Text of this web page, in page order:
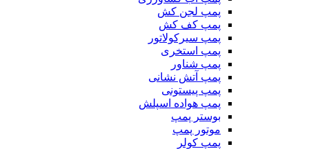
پمپ لجن کش
پمپ کف کش
پمپ سیرکولاتور
پمپ استخری
پمپ شناور
پمپ آتش نشانی
پمپ پیستونی
پمپ هواده اسپلش
بوستر پمپ
موتور پمپ
پمپ کولر